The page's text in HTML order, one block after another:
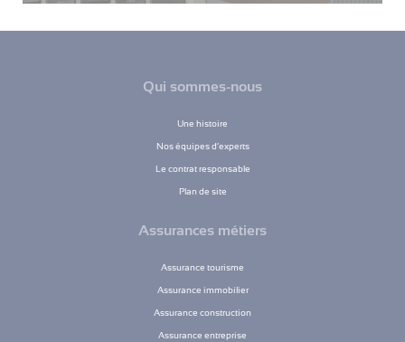
Qui sommes-nous
Une histoire
Nos équipes d’experts
Le contrat responsable
Plan de site
Assurances métiers
Assurance tourisme
Assurance immobilier
Assurance construction
Assurance entreprise